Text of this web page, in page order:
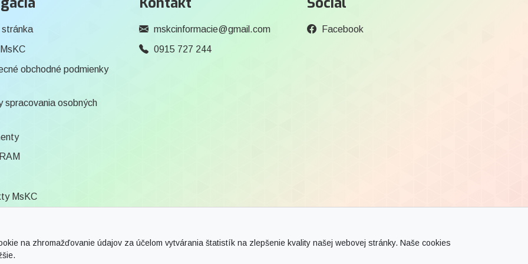
na zhromažďovanie údajov za účelom vytvárania štatistík na zlepšenie kvality našej webovej stránky. Naše cookies
stránka
obchodné podmienky
spracovania osobných
MsKC
mskcinformacie@gmail.com
0915 727 244
Facebook